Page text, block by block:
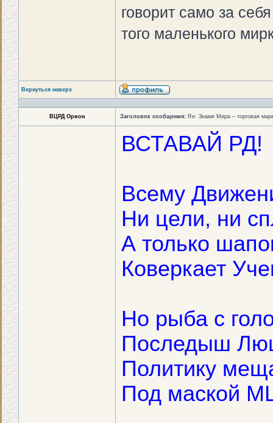
говорит само за
того маленького
Вернуться наверх
ВЦРД Орион Заголовок сообщения: Re: Знамя Мира – торговая
ВСТАВАЙ РД!
Всему
Ни цели, ни
А только
Коверкает
Но рыба с
Последыш
Политику
Под маской